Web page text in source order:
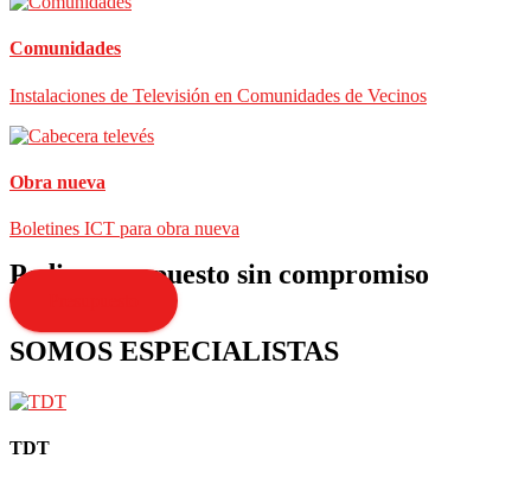
Comunidades
Instalaciones de Televisión en Comunidades de Vecinos
Obra nueva
Boletines ICT para obra nueva
Pedir presupuesto sin compromiso
SOMOS ESPECIALISTAS
TDT